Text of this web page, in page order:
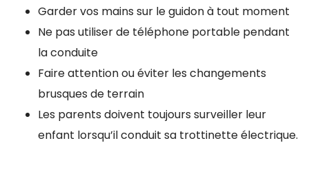
Garder vos mains sur le guidon à tout moment
Ne pas utiliser de téléphone portable pendant
la conduite
Faire attention ou éviter les changements
brusques de terrain
Les parents doivent toujours surveiller leur
enfant lorsqu’il conduit sa trottinette électrique.